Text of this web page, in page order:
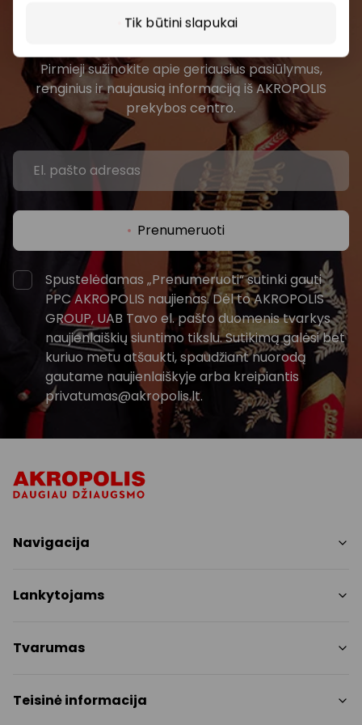
Tik būtini slapukai
bendruomenės
Pirmieji sužinokite apie geriausius pasiūlymus,
renginius ir naujausią informaciją iš AKROPOLIS
prekybos centro.
Prenumeruoti
Spustelėdamas „Prenumeruoti“ sutinki gauti
PPC AKROPOLIS naujienas. Dėl to AKROPOLIS
GROUP, UAB Tavo el. pašto duomenis tvarkys
naujienlaiškių siuntimo tikslu. Sutikimą galėsi bet
kuriuo metu atšaukti, spaudžiant nuorodą
gautame naujienlaiškyje arba kreipiantis
privatumas@akropolis.lt.
Navigacija
Paslaugos
Pramogos
Lankytojams
Nemokami patogumai
Kontaktai
Tvarumas
Tvarumo ataskaita
Teisinė informacija